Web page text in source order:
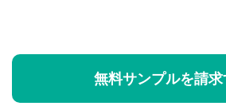
無料サンプルを請